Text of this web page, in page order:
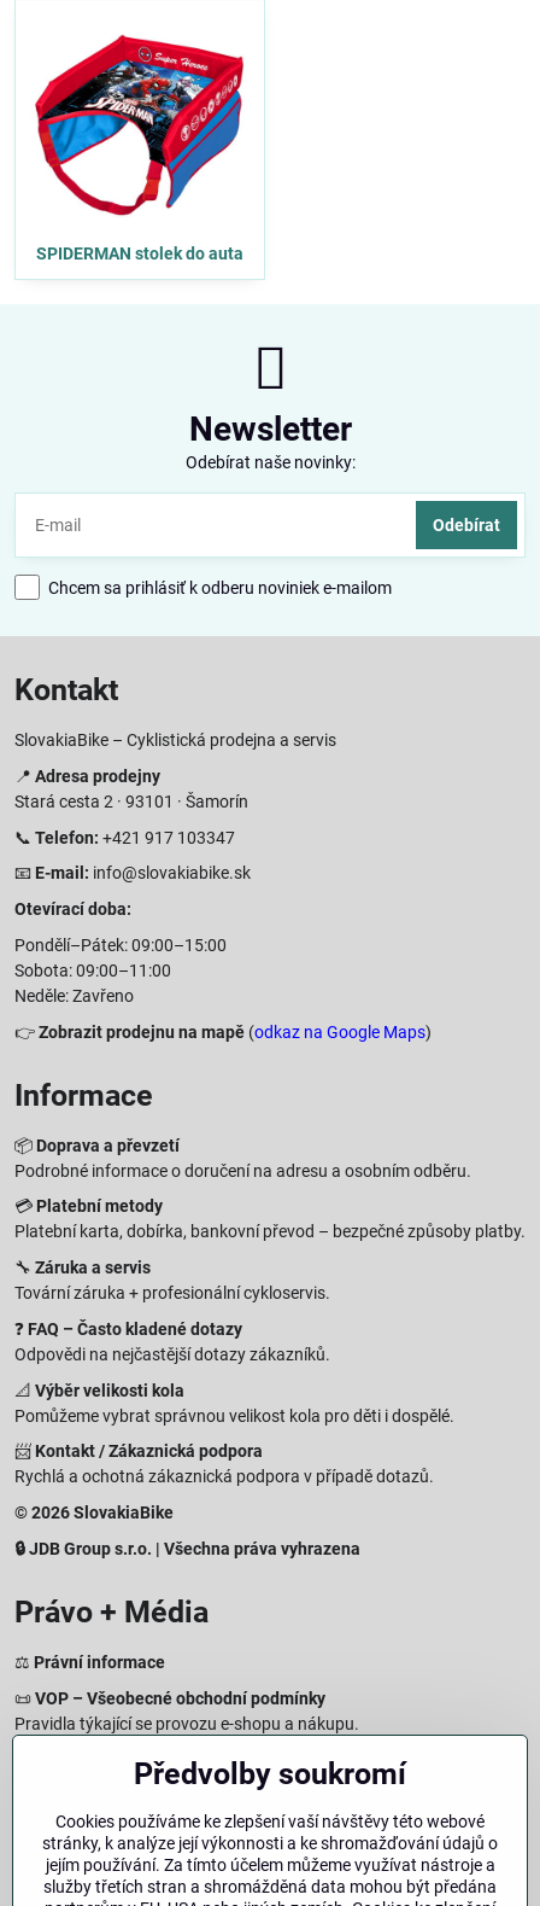
SPIDERMAN stolek do auta
Newsletter
Odebírat naše novinky:
Odebírat
Chcem sa prihlásiť k odberu noviniek e-mailom
Kontakt
SlovakiaBike – Cyklistická prodejna a servis
📍 Adresa prodejny
Stará cesta 2 · 93101 · Šamorín
📞 Telefon: +421 917 103347
📧 E-mail: info@slovakiabike.sk
Otevírací doba:
Pondělí–Pátek: 09:00–15:00
Sobota: 09:00–11:00
Neděle: Zavřeno
👉Zobrazit prodejnu na mapě (odkaz na Google Maps)
Informace
📦 Doprava a převzetí
Podrobné informace o doručení na adresu a osobním odběru.
💳 Platební metody
Platební karta, dobírka, bankovní převod – bezpečné způsoby platby.
🔧 Záruka a servis
Tovární záruka + profesionální cykloservis.
❓ FAQ – Často kladené dotazy
Odpovědi na nejčastější dotazy zákazníků.
📐 Výběr velikosti kola
Pomůžeme vybrat správnou velikost kola pro děti i dospělé.
📨 Kontakt / Zákaznická podpora
Rychlá a ochotná zákaznická podpora v případě dotazů.
© 2026 SlovakiaBike
🔒 JDB Group s.r.o. | Všechna práva vyhrazena
Právo + Média
⚖️ Právní informace
📜VOP – Všeobecné obchodní podmínky
Pravidla týkající se provozu e-shopu a nákupu.
Zásady zpracování osobních údajů
Jak chráníme a zpracováváme vaše osobní údaje.
Informace o cookies
Informace o používaných cookies a zpracování údajů na webu.
Právo na odstoupení – 14denní vrácení
Předvolby soukromí
Cookies používáme ke zlepšení vaší návštěvy této webové
stránky, k analýze její výkonnosti a ke shromažďování údajů o
jejím používání. Za tímto účelem můžeme využívat nástroje a
služby třetích stran a shromážděná data mohou být předána